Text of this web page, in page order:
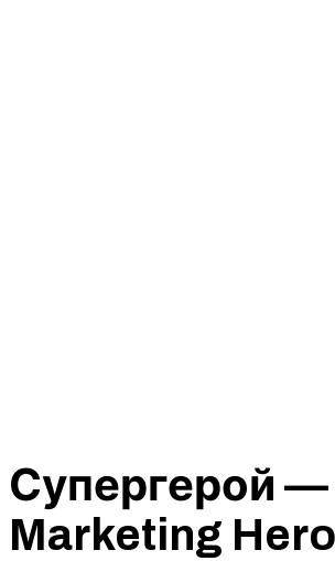
Супергерой —
Marketing